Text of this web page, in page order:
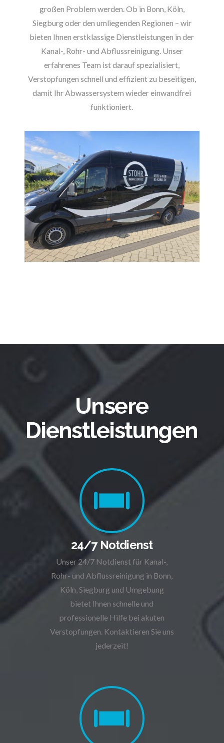
großen Problem werden. Ob in Bonn, Köln,
Siegburg oder den umliegenden Regionen – wir
bieten Ihnen erstklassige Dienstleistungen in der
Kanal-, Rohr- und Abflussreinigung. Unser
erfahrenes Team ist darauf spezialisiert,
Verstopfungen schnell und effizient zu beseitigen,
damit Ihr Abwassersystem wieder einwandfrei
funktioniert.
Unsere
Dienstleistungen
24/7 Notdienst
Unser 24/7 Notdienst für Kanal-,
Rohr- und Abflussreinigung in Bonn,
Köln, Siegburg und Umgebung
bietet Ihnen schnelle und
professionelle Hilfe bei akuten
Verstopfungen. Kontaktieren Sie uns
jederzeit!